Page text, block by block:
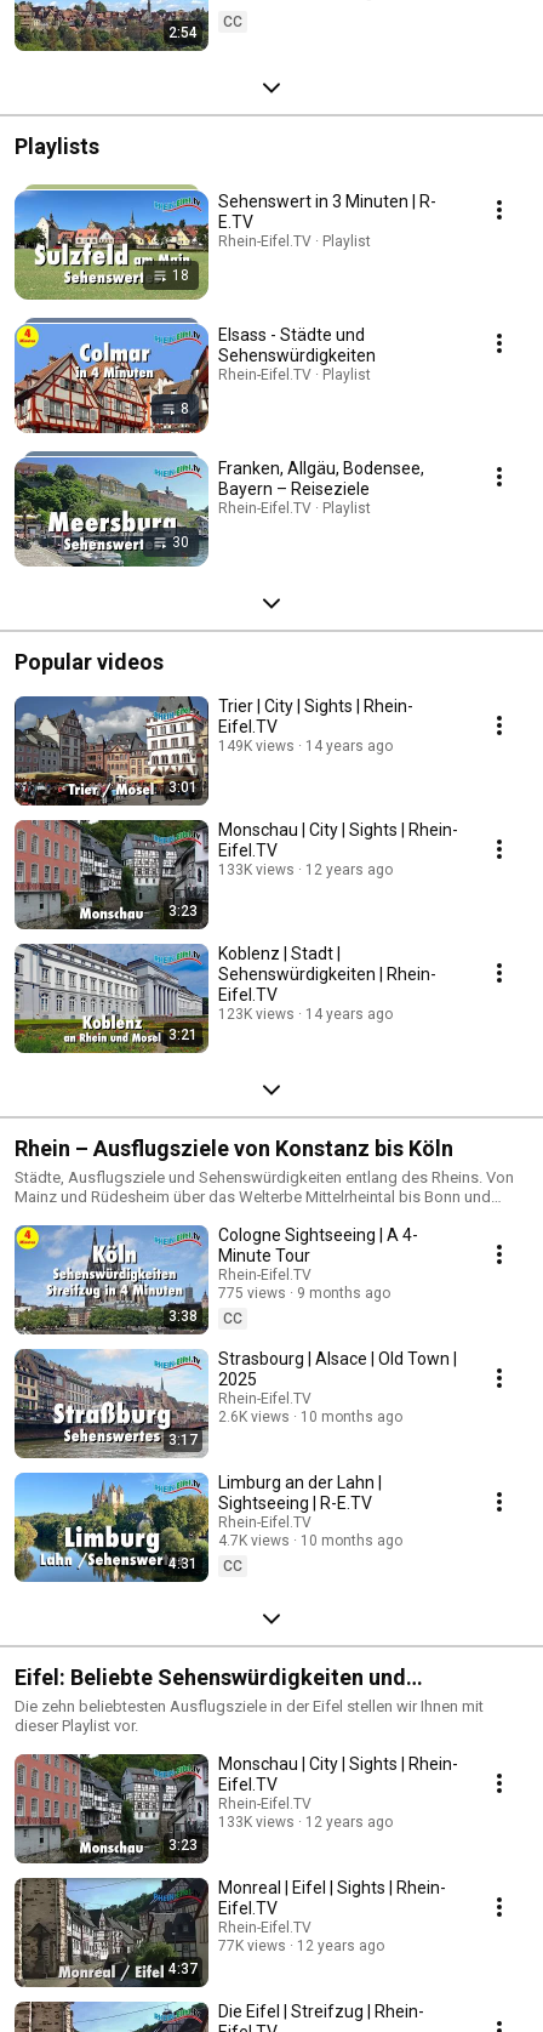
2:54
CC
Playlists
18
Sehenswert in 3 Minuten | R-
E.TV
Rhein-Eifel.TV · Playlist
8
Elsass - Städte und
Sehenswürdigkeiten
Rhein-Eifel.TV · Playlist
30
Franken, Allgäu, Bodensee,
Bayern – Reiseziele
Rhein-Eifel.TV · Playlist
Popular videos
3:01
Trier | City | Sights | Rhein-
Eifel.TV
149K views 14 years ago
3:23
Monschau | City | Sights | Rhein-
Eifel.TV
133K views 12 years ago
3:21
Koblenz | Stadt |
Sehenswürdigkeiten | Rhein-
Eifel.TV
123K views 14 years ago
Rhein – Ausflugsziele von Konstanz bis Köln
Städte, Ausflugsziele und Sehenswürdigkeiten entlang des Rheins. Von
Mainz und Rüdesheim über das Welterbe Mittelrheintal bis Bonn und
wegen seiner Burgruinen und der einzigartigen Landschaft mit dem
breitem Flusstal und den schroffen Bergen bereits im Zuge der Romantik
im 19. Jahrhundert europaweit bekannt und für die damalige Zeit ein
beliebtes Touristenziel. Das Untere oder auch nördliche Mittelrheintal
erstreckt sich offiziell vom breiten Rheintal unterhalb Andernachs bis
oberhalb von Bonn. Auch die Hügellandschaften beiderseits des Rheins
wie der Westerwald, die Osteifel und das Siebengebirge zählen dazu.
Dieser Flussabschnitt bietet eine Vielzahl von kleinen Städtchen, die als
Ausflugsziele bekannt sind. Auch eine ansehnliche Zahl an Burgruinen ist
hier zu finden.
3:38
Cologne Sightseeing | A 4-
Minute Tour
Rhein-Eifel.TV
775 views
9 months ago
CC
3:17
Strasbourg | Alsace | Old Town |
2025
Rhein-Eifel.TV
2.6K views
10 months ago
4:31
Limburg an der Lahn |
Sightseeing | R-E.TV
Rhein-Eifel.TV
4.7K views
10 months ago
CC
Eifel: Beliebte Sehenswürdigkeiten und
Ausflugsziele
Die zehn beliebtesten Ausflugsziele in der Eifel stellen wir Ihnen mit
dieser Playlist vor.
3:23
Monschau | City | Sights | Rhein-
Eifel.TV
Rhein-Eifel.TV
133K views
12 years ago
4:37
Monreal | Eifel | Sights | Rhein-
Eifel.TV
Rhein-Eifel.TV
77K views
12 years ago
Die Eifel | Streifzug | Rhein-